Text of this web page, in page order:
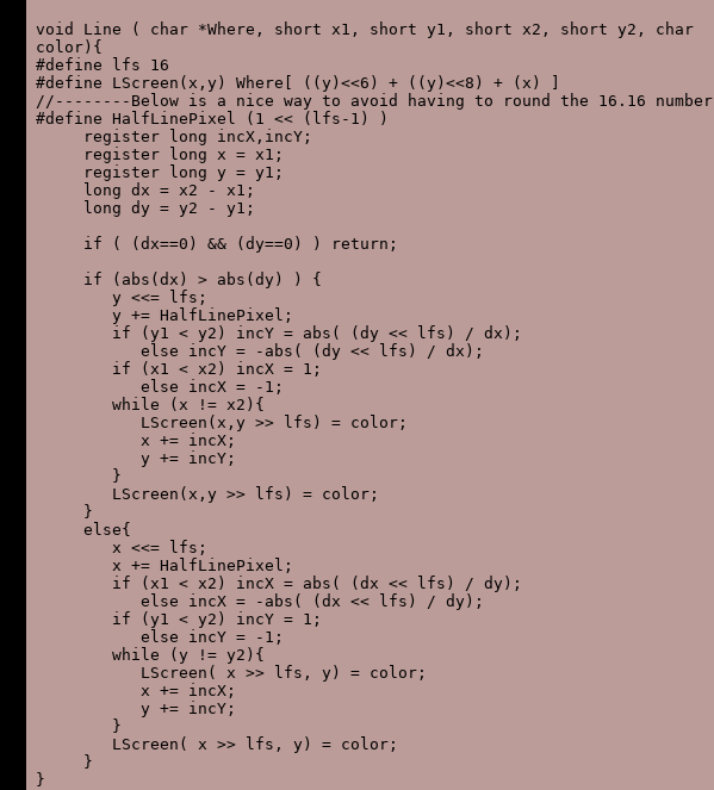
void Line ( char *Where, short x1, short y1, short x2, short y2, char
color){
#define lfs 16
#define LScreen(x,y) Where[ ((y)<<6) + ((y)<<8) + (x) ]
//--------Below is a nice way to avoid having to round the 16.16 number
#define HalfLinePixel (1 << (lfs-1) )
     register long incX,incY;
     register long x = x1;
     register long y = y1;
     long dx = x2 - x1;
     long dy = y2 - y1;
     if ( (dx==0) && (dy==0) ) return;
     if (abs(dx) > abs(dy) ) {
        y <<= lfs;
        y += HalfLinePixel;
        if (y1 < y2) incY = abs( (dy << lfs) / dx);
           else incY = -abs( (dy << lfs) / dx);
        if (x1 < x2) incX = 1;
           else incX = -1;
        while (x != x2){
           LScreen(x,y >> lfs) = color;
           x += incX;
           y += incY;
        }
        LScreen(x,y >> lfs) = color;
     }
     else{
        x <<= lfs;
        x += HalfLinePixel;
        if (x1 < x2) incX = abs( (dx << lfs) / dy);
           else incX = -abs( (dx << lfs) / dy);
        if (y1 < y2) incY = 1;
           else incY = -1;
        while (y != y2){
           LScreen( x >> lfs, y) = color;
           x += incX;
           y += incY;
        }
        LScreen( x >> lfs, y) = color;
     }
}